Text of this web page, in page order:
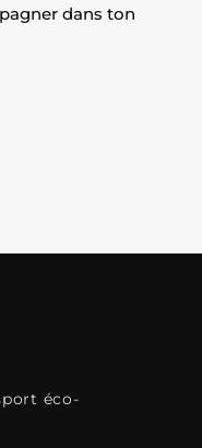
dans ton
éco-